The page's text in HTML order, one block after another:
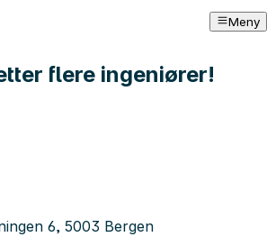
Meny
flere ingeniører!
6, 5003 Bergen